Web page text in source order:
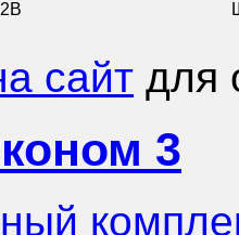
сайт для
3